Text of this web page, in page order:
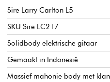
Sire Larry Carlton L5
SKU Sire LC217
Solidbody elektrische gitaar
Gemaakt in Indonesië
Massief mahonie body met